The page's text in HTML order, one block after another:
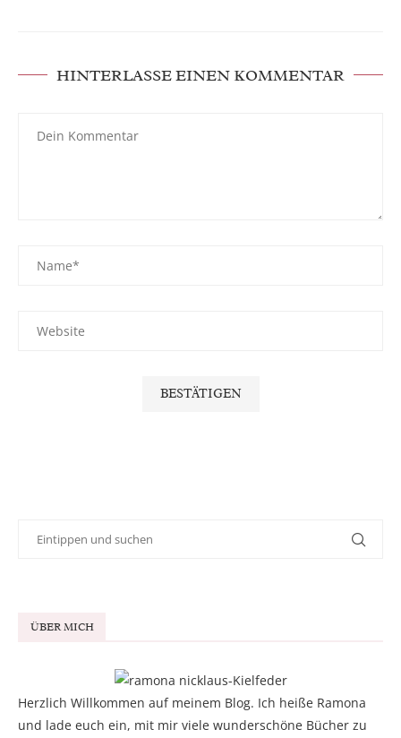
HINTERLASSE EINEN KOMMENTAR
ÜBER MICH
Herzlich Willkommen auf meinem Blog. Ich heiße Ramona
und lade euch ein, mit mir viele wunderschöne Bücher zu